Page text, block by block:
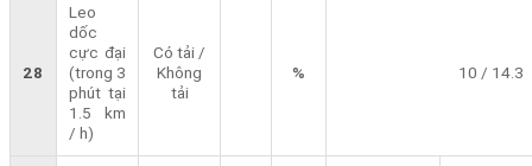
28
Leo
dốc
cực đại
(trong 3
phút tại
1.5 km
/ h)
Có tải /
Không
tải
% 10 / 14.3